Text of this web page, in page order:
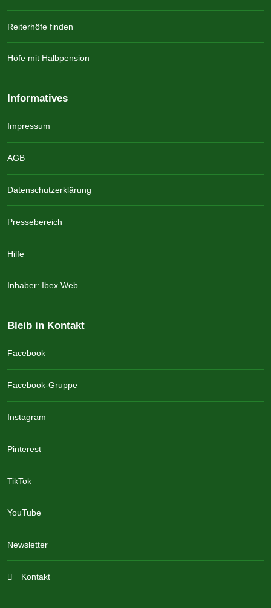
Reiterhöfe finden
Höfe mit Halbpension
Informatives
Impressum
AGB
Datenschutzerklärung
Pressebereich
Hilfe
Inhaber: Ibex Web
Bleib in Kontakt
Facebook
Facebook-Gruppe
Instagram
Pinterest
TikTok
YouTube
Newsletter
Kontakt